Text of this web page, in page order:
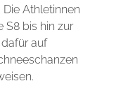
Athletinnen
S8 bis hin zur
auf